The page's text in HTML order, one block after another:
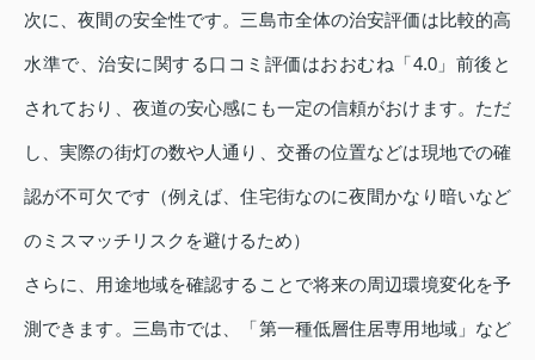
次に、夜間の安全性です。三島市全体の治安評価は比較的高
水準で、治安に関する口コミ評価はおおむね「4.0」前後と
されており、夜道の安心感にも一定の信頼がおけます。ただ
し、実際の街灯の数や人通り、交番の位置などは現地での確
認が不可欠です（例えば、住宅街なのに夜間かなり暗いなど
のミスマッチリスクを避けるため）
さらに、用途地域を確認することで将来の周辺環境変化を予
測できます。三島市では、「第一種低層住居専用地域」など